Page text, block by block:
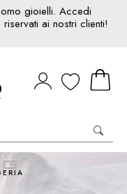
gioielli. Accedi
riservati ai nostri clienti!